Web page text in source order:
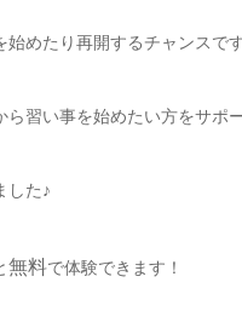
始めたり再開するチャンスで
習い事を始めたい方をサポ
した♪
無料で体験できます！